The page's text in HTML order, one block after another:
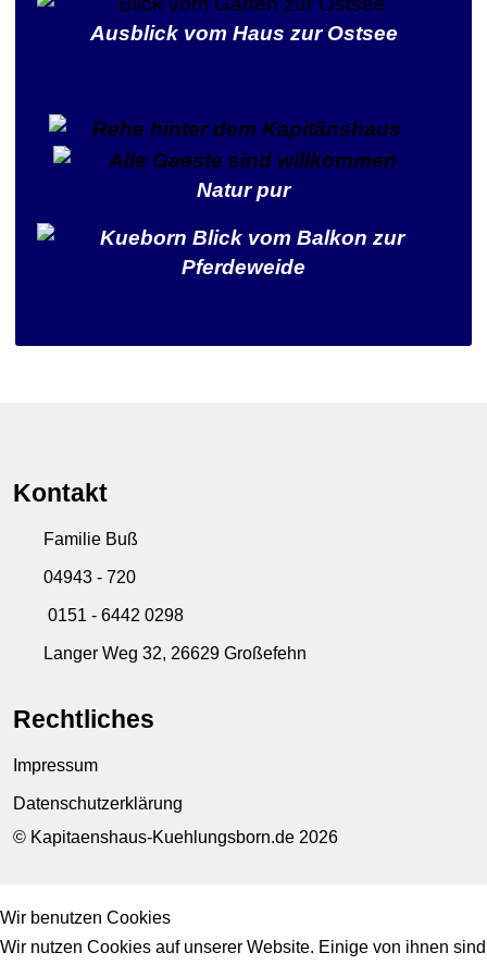
Ausblick vom Haus zur Ostsee
Natur pur
Kontakt
Familie Buß
04943 - 720
0151 - 6442 0298
Langer Weg 32, 26629 Großefehn
Rechtliches
Impressum
Datenschutzerklärung
© Kapitaenshaus-Kuehlungsborn.de 2026
Wir benutzen Cookies
Wir nutzen Cookies auf unserer Website. Einige von ihnen